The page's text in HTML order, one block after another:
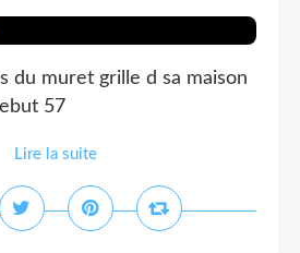
du muret grille d sa maison
57
Lire la suite